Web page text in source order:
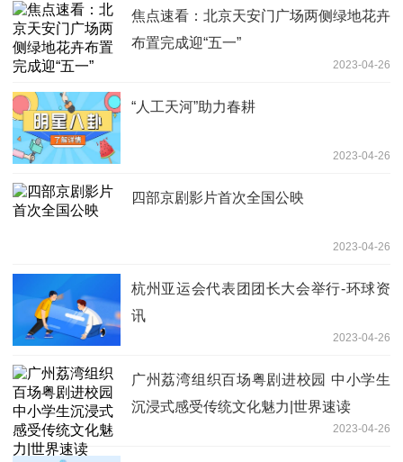
焦点速看：北京天安门广场两侧绿地花卉
布置完成迎“五一”
2023-04-26
“人工天河”助力春耕
2023-04-26
四部京剧影片首次全国公映
2023-04-26
杭州亚运会代表团团长大会举行-环球资
讯
2023-04-26
广州荔湾组织百场粤剧进校园 中小学生
沉浸式感受传统文化魅力|世界速读
2023-04-26